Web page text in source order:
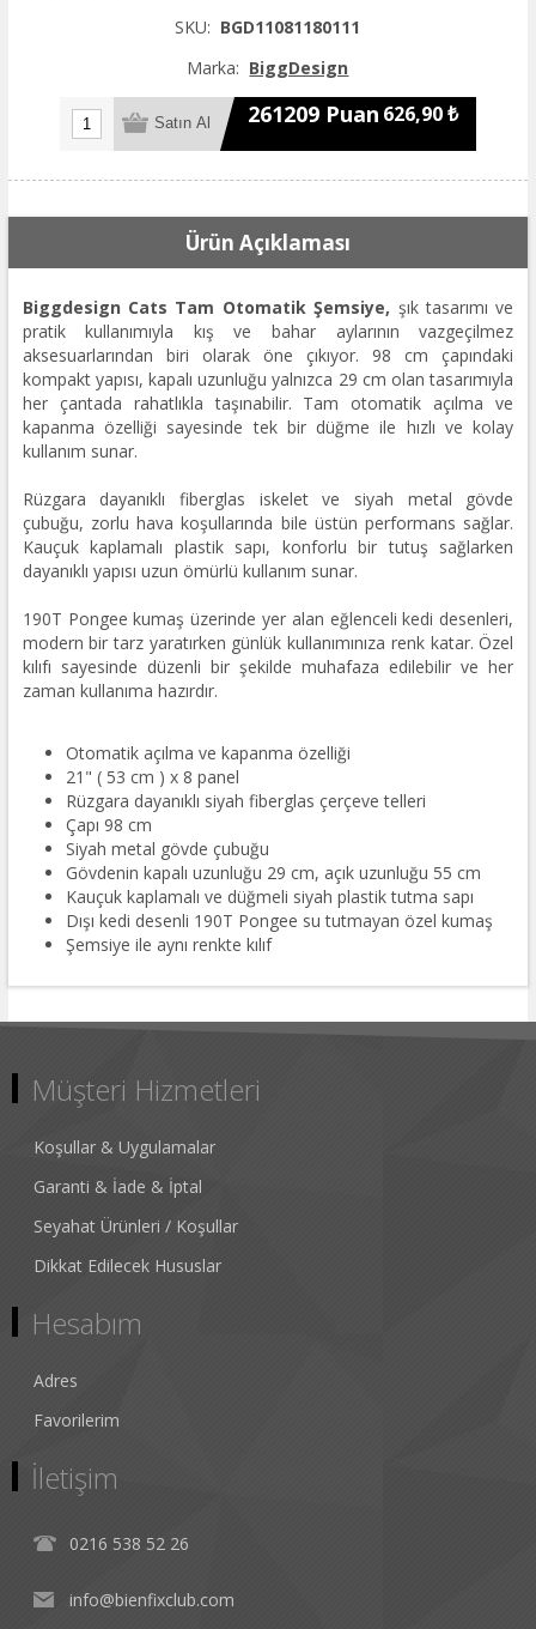
SKU: BGD11081180111
Marka: BiggDesign
261209 Puan 626,90 ₺
Ürün Açıklaması
Biggdesign Cats Tam Otomatik Şemsiye, şık tasarımı ve
pratik kullanımıyla kış ve bahar aylarının vazgeçilmez
aksesuarlarından biri olarak öne çıkıyor. 98 cm çapındaki
kompakt yapısı, kapalı uzunluğu yalnızca 29 cm olan tasarımıyla
her çantada rahatlıkla taşınabilir. Tam otomatik açılma ve
kapanma özelliği sayesinde tek bir düğme ile hızlı ve kolay
kullanım sunar.
Rüzgara dayanıklı fiberglas iskelet ve siyah metal gövde
çubuğu, zorlu hava koşullarında bile üstün performans sağlar.
Kauçuk kaplamalı plastik sapı, konforlu bir tutuş sağlarken
dayanıklı yapısı uzun ömürlü kullanım sunar.
190T Pongee kumaş üzerinde yer alan eğlenceli kedi desenleri,
modern bir tarz yaratırken günlük kullanımınıza renk katar. Özel
kılıfı sayesinde düzenli bir şekilde muhafaza edilebilir ve her
zaman kullanıma hazırdır.
Otomatik açılma ve kapanma özelliği
21" ( 53 cm ) x 8 panel
Rüzgara dayanıklı siyah fiberglas çerçeve telleri
Çapı 98 cm
Siyah metal gövde çubuğu
Gövdenin kapalı uzunluğu 29 cm, açık uzunluğu 55 cm
Kauçuk kaplamalı ve düğmeli siyah plastik tutma sapı
Dışı kedi desenli 190T Pongee su tutmayan özel kumaş
Şemsiye ile aynı renkte kılıf
Müşteri Hizmetleri
Koşullar & Uygulamalar
Garanti & İade & İptal
Seyahat Ürünleri / Koşullar
Dikkat Edilecek Hususlar
Hesabım
Adres
Favorilerim
İletişim
0216 538 52 26
info@bienfixclub.com